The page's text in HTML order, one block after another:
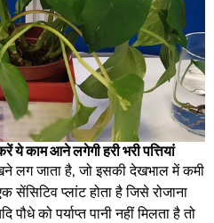
ये काम आने लगेगी हरी भरी पत्तियां
लग जाता है, जो इसकी देखभाल में कमी
प्लांट होता है जिसे रोजाना
को पर्याप्त पानी नहीं मिलता है तो